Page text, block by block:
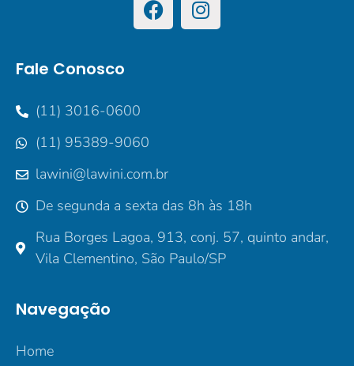
Fale Conosco
(11) 3016-0600
(11) 95389-9060
lawini@lawini.com.br
De segunda a sexta das 8h às 18h
Rua Borges Lagoa, 913, conj. 57, quinto andar,
Vila Clementino, São Paulo/SP
Navegação
Home